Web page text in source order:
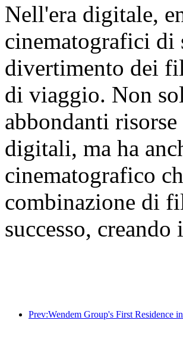
Nell'era digitale,
cinematografici di
divertimento dei
di viaggio. Non
abbondanti
digitali, ma ha
cinematografico
combinazione di
successo,